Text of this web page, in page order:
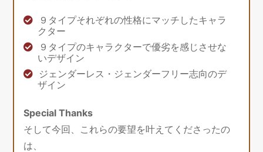
９タイプそれぞれの性格にマッチしたキャラ
クター
９タイプのキャラクターで優劣を感じさせな
いデザイン
ジェンダーレス・ジェンダーフリー志向のデ
ザイン
Special Thanks
そして今回、これらの要望を叶えてくださったの
は、